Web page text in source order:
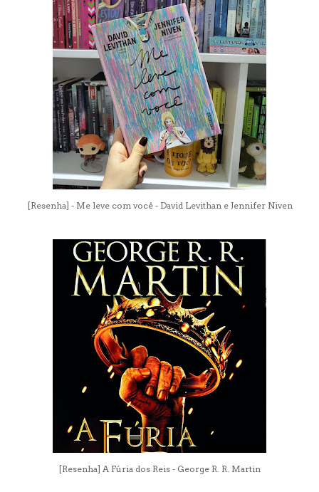
[Resenha] - Me leve com você - David Levithan e Jennifer Niven
[Resenha] A Fúria dos Reis - George R. R. Martin